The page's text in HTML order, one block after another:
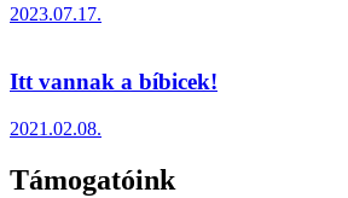
2023.07.17.
Itt vannak a bíbicek!
2021.02.08.
Támogatóink